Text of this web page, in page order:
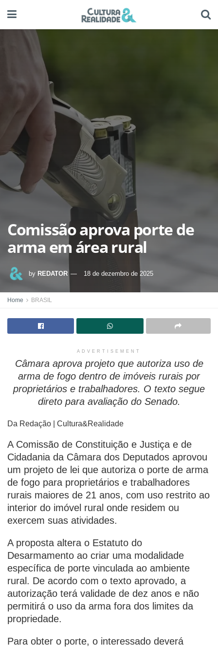
Comissão aprova porte de
arma em área rural
by REDATOR 18 de dezembro de 2025
Home BRASIL
ADVERTISEMENT
Câmara aprova projeto que autoriza uso de
arma de fogo dentro de imóveis rurais por
proprietários e trabalhadores. O texto segue
direto para avaliação do Senado.
Da Redação | Cultura&Realidade
A Comissão de Constituição e Justiça e de
Cidadania da Câmara dos Deputados aprovou
um projeto de lei que autoriza o porte de arma
de fogo para proprietários e trabalhadores
rurais maiores de 21 anos, com uso restrito ao
interior do imóvel rural onde residem ou
exercem suas atividades.
A proposta altera o Estatuto do
Desarmamento ao criar uma modalidade
específica de porte vinculada ao ambiente
rural. De acordo com o texto aprovado, a
autorização terá validade de dez anos e não
permitirá o uso da arma fora dos limites da
propriedade.
Para obter o porte, o interessado deverá